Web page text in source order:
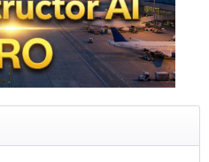
Aerosoft Tool Simple